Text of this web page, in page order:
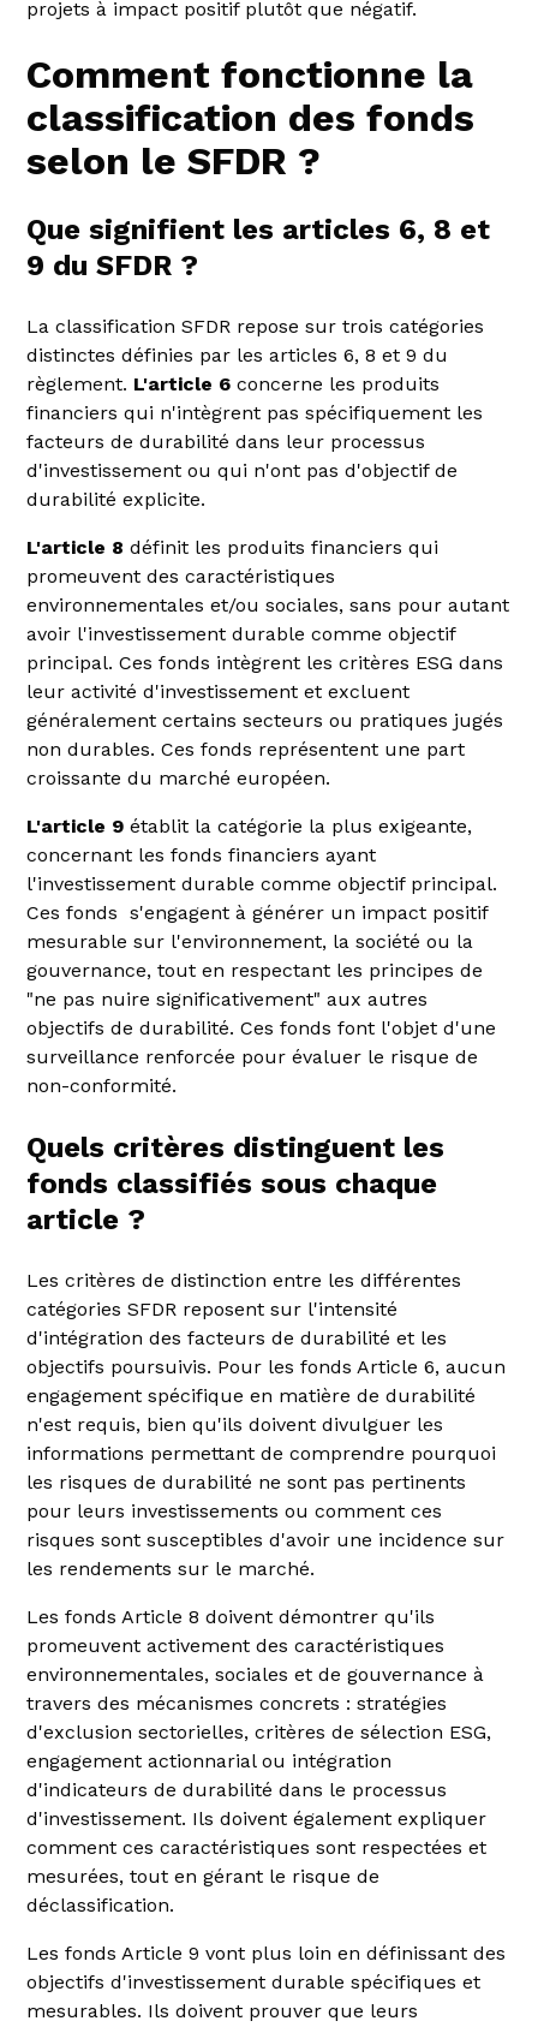
projets à impact positif plutôt que négatif.
Comment fonctionne la
classification des fonds
selon le SFDR ?
Que signifient les articles 6, 8 et
9 du SFDR ?
La classification SFDR repose sur trois catégories
distinctes définies par les articles 6, 8 et 9 du
règlement. L'article 6 concerne les produits
financiers qui n'intègrent pas spécifiquement les
facteurs de durabilité dans leur processus
d'investissement ou qui n'ont pas d'objectif de
durabilité explicite.
L'article 8 définit les produits financiers qui
promeuvent des caractéristiques
environnementales et/ou sociales, sans pour autant
avoir l'investissement durable comme objectif
principal. Ces fonds intègrent les critères ESG dans
leur activité d'investissement et excluent
généralement certains secteurs ou pratiques jugés
non durables. Ces fonds représentent une part
croissante du marché européen.
L'article 9 établit la catégorie la plus exigeante,
concernant les fonds financiers ayant
l'investissement durable comme objectif principal.
Ces fonds s'engagent à générer un impact positif
mesurable sur l'environnement, la société ou la
gouvernance, tout en respectant les principes de
"ne pas nuire significativement" aux autres
objectifs de durabilité. Ces fonds font l'objet d'une
surveillance renforcée pour évaluer le risque de
non-conformité.
Quels critères distinguent les
fonds classifiés sous chaque
article ?
Les critères de distinction entre les différentes
catégories SFDR reposent sur l'intensité
d'intégration des facteurs de durabilité et les
objectifs poursuivis. Pour les fonds Article 6, aucun
engagement spécifique en matière de durabilité
n'est requis, bien qu'ils doivent divulguer les
informations permettant de comprendre pourquoi
les risques de durabilité ne sont pas pertinents
pour leurs investissements ou comment ces
risques sont susceptibles d'avoir une incidence sur
les rendements sur le marché.
Les fonds Article 8 doivent démontrer qu'ils
promeuvent activement des caractéristiques
environnementales, sociales et de gouvernance à
travers des mécanismes concrets : stratégies
d'exclusion sectorielles, critères de sélection ESG,
engagement actionnarial ou intégration
d'indicateurs de durabilité dans le processus
d'investissement. Ils doivent également expliquer
comment ces caractéristiques sont respectées et
mesurées, tout en gérant le risque de
déclassification.
Les fonds Article 9 vont plus loin en définissant des
objectifs d'investissement durable spécifiques et
mesurables. Ils doivent prouver que leurs